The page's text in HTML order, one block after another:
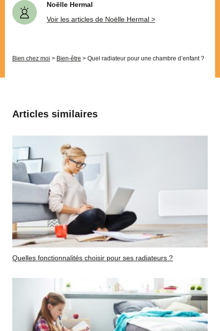
Noëlle Hermal
Voir les articles de Noëlle Hermal >
Bien chez moi > Bien-être > Quel radiateur pour une chambre d’enfant ?
Articles similaires
Quelles fonctionnalités choisir pour ses radiateurs ?